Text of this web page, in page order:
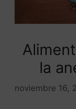
la
noviembre 16,